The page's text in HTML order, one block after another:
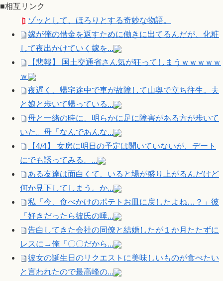
■相互リンク
ゾッとして、ほろりとする奇妙な物語。
嫁が俺の借金を返すために働きに出てるんだが、化粧
して夜出かけていく嫁を...
【悲報】 国土交通省さん気が狂ってしまうｗｗｗｗｗ
ｗ
夜遅く、帰宅途中で車が故障して山奥で立ち往生。夫
と娘と歩いて帰っている...
母と一緒の時に、明らかに足に障害がある方が歩いて
いた。母「なんであんな...
【4/4】 女房に明日の予定は聞いていないが、デート
にでも誘ってみる。...
ある友達は面白くて、いると場が盛り上がるんだけど
何か見下してしまう。か...
私「今、食べかけのポテトお皿に戻したよね…？」彼
「好きだったら彼氏の唾...
告白してきた会社の同僚と結婚したが１か月たたずに
レスに→俺「〇〇だから...
彼女の誕生日のリクエストに美味しいものが食べたい
と言われたので最高峰の...